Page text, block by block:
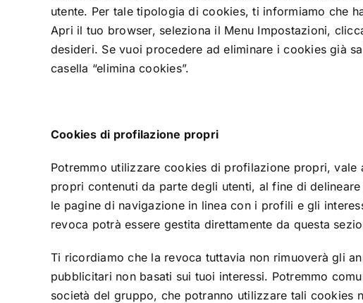
utente. Per tale tipologia di cookies, ti informiamo che
Apri il tuo browser, seleziona il Menu Impostazioni,
desideri. Se vuoi procedere ad eliminare i cookies già
casella “elimina cookies”.
Cookies di profilazione propri
Potremmo utilizzare cookies di profilazione propri,
propri contenuti da parte degli utenti, al fine di
le pagine di navigazione in linea con i profili e gli
revoca potrà essere gestita direttamente da questa
Ti ricordiamo che la revoca tuttavia non rimuoverà gli
pubblicitari non basati sui tuoi interessi. Potremmo
società del gruppo, che potranno utilizzare tali cookies